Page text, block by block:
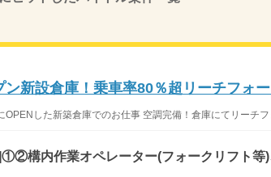
ン新設倉庫！乗車率80％超リーチフォ
OPENした新築倉庫でのお仕事 空調完備！倉庫にてリーチ
①②構内作業オペレーター(フォークリフト等